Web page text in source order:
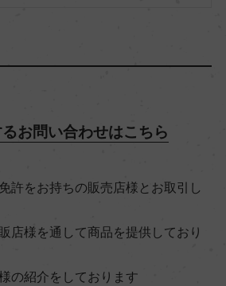
お問い合わせはこちら
許をお持ちの販売店様とお取引し
店様を通して商品を提供しており
の紹介をしております